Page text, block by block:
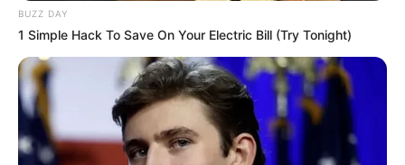
BUZZ DAY
1 Simple Hack To Save On Your Electric Bill (Try Tonight)